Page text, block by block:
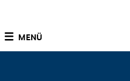
MENÜ